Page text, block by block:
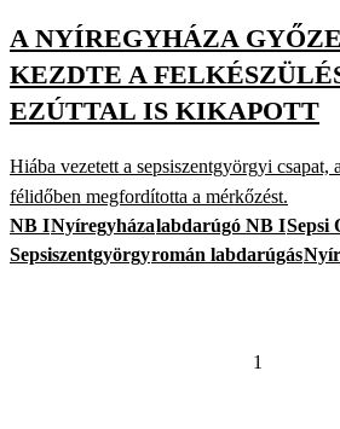
A NYÍREGYHÁZA
KEZDTE A
EZÚTTAL IS KIKAPOTT
Hiába vezetett a sepsiszentgyörgyi csapat,
félidőben megfordította a mérkőzést.
NB INyíregyházalabdarúgó NB ISepsi
Sepsiszentgyörgyromán labdarúgás
1